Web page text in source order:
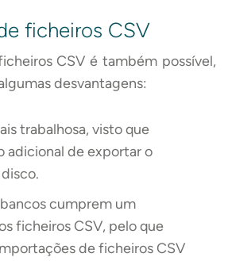
ficheiros CSV
CSV é também possível,
desvantagens:
trabalhosa, visto que
adicional de exportar o
cumprem um
ficheiros CSV, pelo que
de ficheiros CSV